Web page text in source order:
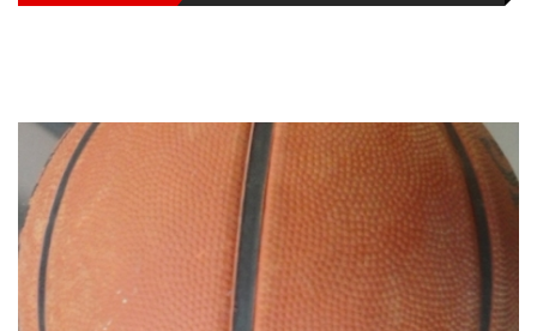
Basketball League 1
Γυναικών: